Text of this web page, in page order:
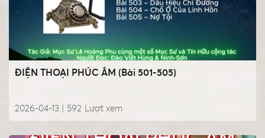
ĐIỆN THOẠI PHÚC ÂM (Bài 501-505)
2026-04-13 | Lượt xem
592